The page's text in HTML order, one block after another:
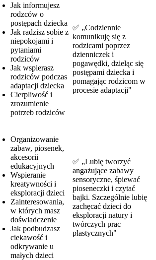
Jak informujesz
rodzców o
postępach dziecka
Jak radzisz sobie z
niepokojami i
pytaniami
rodziców
Jak wspierasz
rodziców podczas
adaptacji dziecka
Cierpliwość i
zrozumienie
potrzeb rodziców
✅ „Codziennie
komunikuję się z
rodzicami poprzez
dzienniczek i
pogawędki, dzieląc się
postępami dziecka i
pomagając rodzicom w
procesie adaptacji"
Organizowanie
zabaw, piosenek,
akcesorii
edukacyjnych
Wspieranie
kreatywności i
eksploracji dzieci
Zainteresowania,
w których masz
doświadczenie
Jak podbudzasz
ciekawość i
odkrywanie u
małych dzieci
✅ „Lubię tworzyć
angażujące zabawy
sensoryczne, śpiewać
pioseneczki i czytać
bajki. Szczególnie lubię
zachęcać dzieci do
eksploracji natury i
twórczych prac
plastycznych"